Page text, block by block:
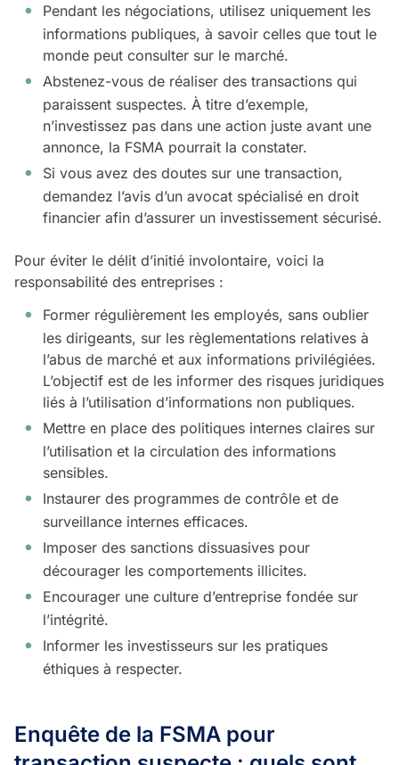
Pendant les négociations, utilisez uniquement les
informations publiques, à savoir celles que tout le
monde peut consulter sur le marché.
Abstenez-vous de réaliser des transactions qui
paraissent suspectes. À titre d’exemple,
n’investissez pas dans une action juste avant une
annonce, la FSMA pourrait la constater.
Si vous avez des doutes sur une transaction,
demandez l’avis d’un avocat spécialisé en droit
financier afin d’assurer un investissement sécurisé.
Pour éviter le délit d’initié involontaire, voici la
responsabilité des entreprises :
Former régulièrement les employés, sans oublier
les dirigeants, sur les règlementations relatives à
l’abus de marché et aux informations privilégiées.
L’objectif est de les informer des risques juridiques
liés à l’utilisation d’informations non publiques.
Mettre en place des politiques internes claires sur
l’utilisation et la circulation des informations
sensibles.
Instaurer des programmes de contrôle et de
surveillance internes efficaces.
Imposer des sanctions dissuasives pour
décourager les comportements illicites.
Encourager une culture d’entreprise fondée sur
l’intégrité.
Informer les investisseurs sur les pratiques
éthiques à respecter.
Enquête de la FSMA pour